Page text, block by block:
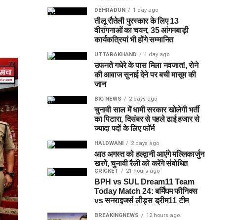
DEHRADUN 1 day ago
तीलू रौतेली पुरस्कार के लिए 13
वीरांगनाओं का चयन, 35 आंगनबाड़ी
कार्यकत्रियां भी होंगे सम्मानित
UTTARAKHAND 1 day ago
उफनते गधेरे के पास मिला नवजात!, रोने
की आवाज सुनाई देने पर बची मासूम की
जान
BIG NEWS 2 days ago
चुनावी साल में धामी सरकार खोलेगी भर्ती
का पिटारा, दिसंबर से पहले ढाई हजार से
ज्यादा पदों के लिए फॉर्म
HALDWANI 2 days ago
आठ अगस्त को हल्द्वानी आएंगे मल्लिकार्जुन
खरगे, चुनावी रैली को करेंगे संबोधित
CRICKET 21 hours ago
BPH vs SUL Dream11 Team
Today Match 24: बर्मिंघम फीनिक्स
vs सनराइजर्स लीड्स ड्रीम11 टीम
BREAKINGNEWS 12 hours ago